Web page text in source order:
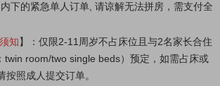
下的紧急单人订单, 请谅解无法拼房，需支付全
知】：仅限2-11周岁不占床位且与2名家长合住
twin room/two single beds）预定，如需占床或
按照成人提交订单。